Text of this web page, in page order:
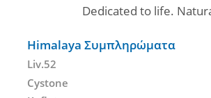
Dedicated to life.
Himalaya Συμπληρώματα
Liv.52
Cystone